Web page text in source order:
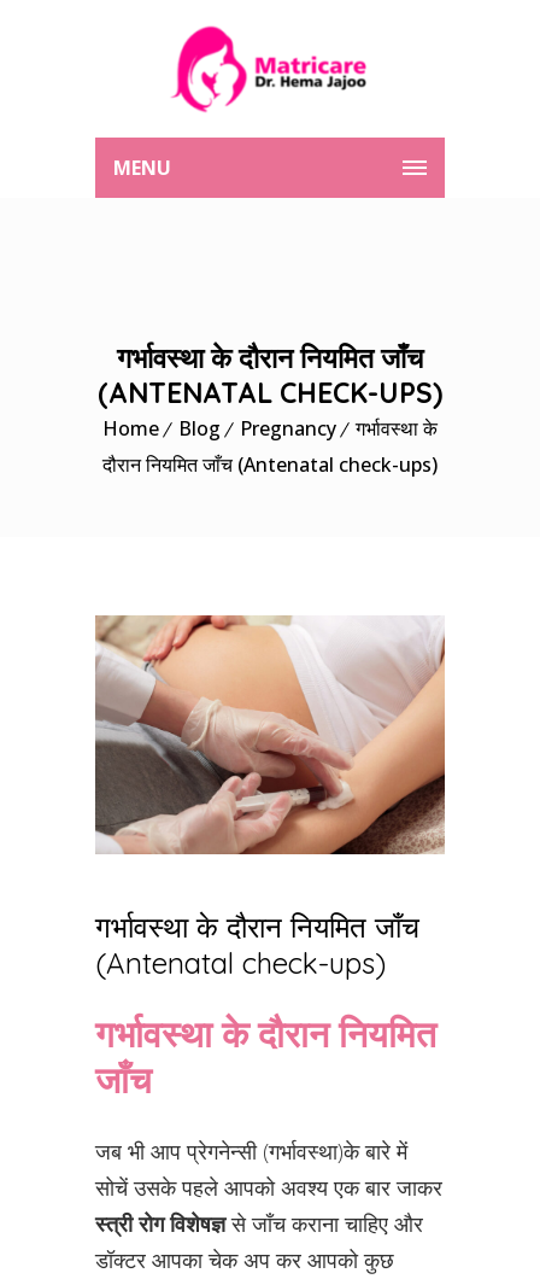
MENU
गर्भावस्था के दौरान नियमित जाँच
(ANTENATAL CHECK-UPS)
Home Blog Pregnancy
गर्भावस्था के
दौरान नियमित जाँच (Antenatal check-ups)
गर्भावस्था के दौरान नियमित जाँच
(Antenatal check-ups)
गर्भावस्था के दौरान नियमित
जाँच
जब भी आप प्रेगनेन्सी (गर्भावस्था)के बारे में
सोचें उसके पहले आपको अवश्य एक बार जाकर
स्त्री रोग विशेषज्ञसे जाँच कराना चाहिए और
डॉक्टर आपका चेक अप कर आपको कुछ